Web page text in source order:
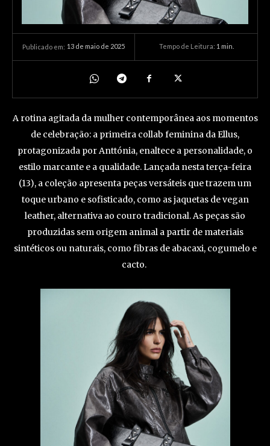
Publicado em: 13 de maio de 2025 Tempo de Leitura: 1 min.
A rotina agitada da mulher contemporânea aos momentos
de celebração: a primeira collab feminina da Ellus,
protagonizada por Anttónia, enaltece a personalidade, o
estilo marcante e a qualidade. Lançada nesta terça-feira
(13), a coleção apresenta peças versáteis que trazem um
toque urbano e sofisticado, como as jaquetas de vegan
leather, alternativa ao couro tradicional. As peças são
produzidas sem origem animal a partir de materiais
sintéticos ou naturais, como fibras de abacaxi, cogumelo e
cacto.